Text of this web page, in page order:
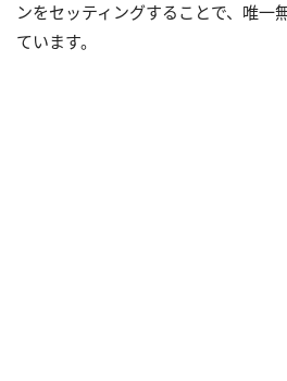
ンをセッティングすることで、唯一
ています。